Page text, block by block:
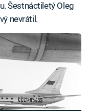
Šestnáctiletý Oleg
nevrátil.